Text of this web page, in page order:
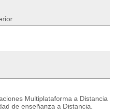
Multiplataforma a Distancia
de enseñanza a Distancia.